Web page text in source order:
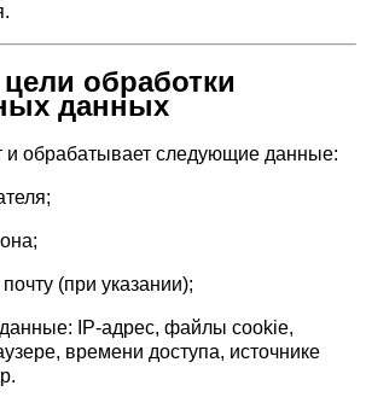
обработки
данных
и обрабатывает следующие данные:
(при указании);
данные: IP-адрес, файлы cookie,
времени доступа, источнике